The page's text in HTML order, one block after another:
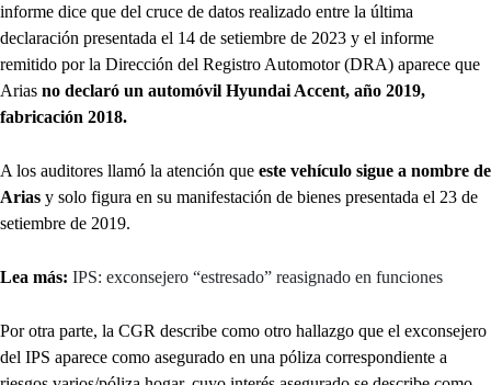
informe dice que del cruce de datos realizado entre la última
declaración presentada el 14 de setiembre de 2023 y el informe
remitido por la Dirección del Registro Automotor (DRA) aparece que
Arias no declaró un automóvil Hyundai Accent, año 2019,
fabricación 2018.
A los auditores llamó la atención que este vehículo sigue a nombre de
Arias y solo figura en su manifestación de bienes presentada el 23 de
setiembre de 2019.
Lea más: IPS: exconsejero “estresado” reasignado en funciones
Por otra parte, la CGR describe como otro hallazgo que el exconsejero
del IPS aparece como asegurado en una póliza correspondiente a